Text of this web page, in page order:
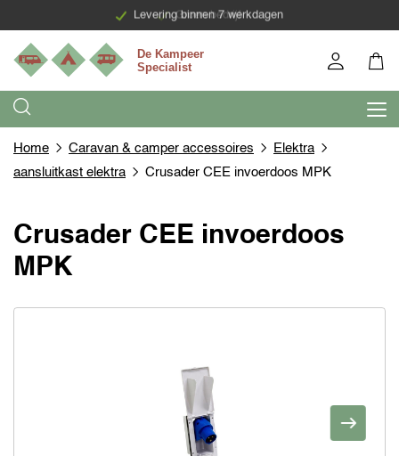
Groen bedrijf
Levering binnen 7 werkdagen
Home Caravan & camper accessoires
Elektra
aansluitkast elektra
Crusader CEE invoerdoos MPK
Crusader CEE invoerdoos
MPK